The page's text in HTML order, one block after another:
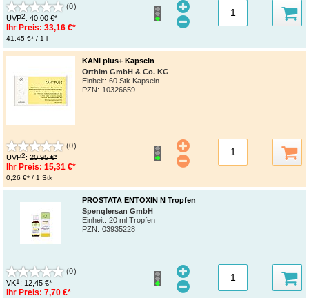
(0)
UVP2: 40,00 €*
Ihr Preis: 33,16 €*
41,45 €* / 1 l
KANI plus+ Kapseln
Orthim GmbH & Co. KG
Einheit: 60 Stk Kapseln
PZN: 10326659
(0)
UVP2: 20,95 €*
Ihr Preis: 15,31 €*
0,26 €* / 1 Stk
PROSTATA ENTOXIN N Tropfen
Spenglersan GmbH
Einheit: 20 ml Tropfen
PZN: 03935228
(0)
VK1: 12,45 €*
Ihr Preis: 7,70 €*